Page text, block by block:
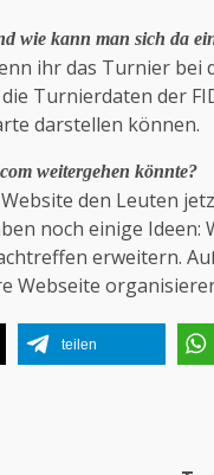
wie kann man sich da
ihr das Turnier bei
Turnierdaten der
darstellen können.
weitergehen könnte?
den Leuten
noch einige Ideen:
erweitern.
teilen